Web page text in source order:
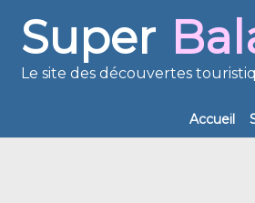
Super
Le site des découvertes
Accueil